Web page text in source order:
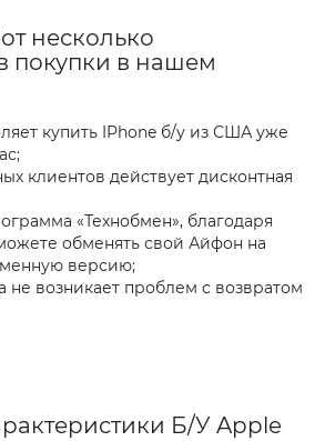
несколько
покупки в нашем
купить IPhone б/у из США уже
клиентов действует дисконтная
«Технобмен», благодаря
обменять свой Айфон на
версию;
не возникает проблем с возвратом
Б/У Apple